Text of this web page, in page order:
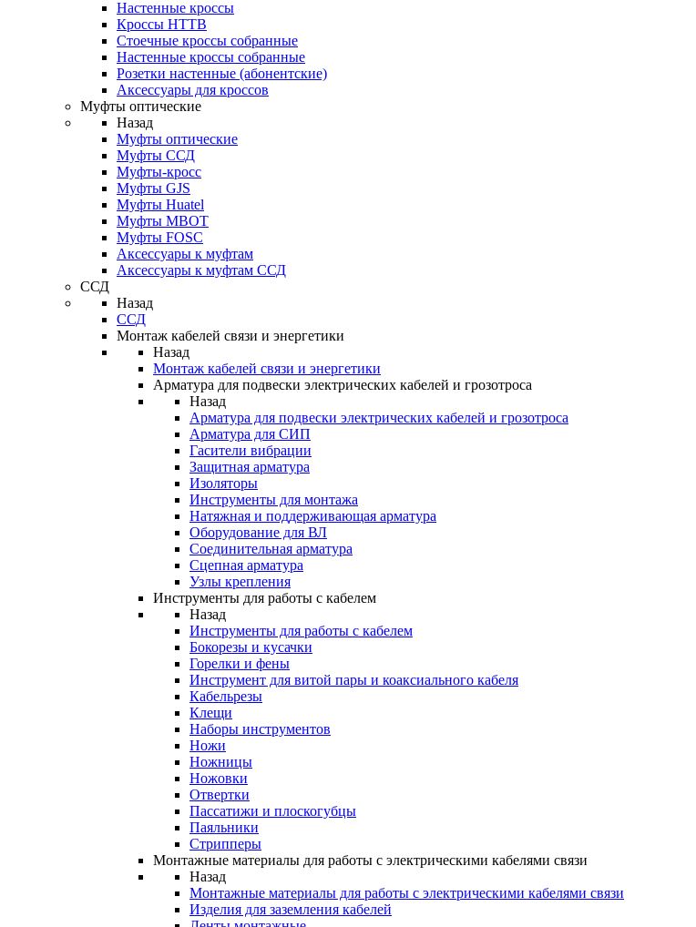
Настенные кроссы
Кроссы HTTB
Стоечные кроссы собранные
Настенные кроссы собранные
Розетки настенные (абонентские)
Аксессуары для кроссов
Муфты оптические
Назад
Муфты оптические
Муфты ССД
Муфты-кросс
Муфты GJS
Муфты Huatel
Муфты МВОТ
Муфты FOSC
Аксессуары к муфтам
Аксессуары к муфтам ССД
ССД
Назад
ССД
Монтаж кабелей связи и энергетики
Назад
Монтаж кабелей связи и энергетики
Арматура для подвески электрических кабелей и грозотроса
Назад
Арматура для подвески электрических кабелей и грозотроса
Арматура для СИП
Гасители вибрации
Защитная арматура
Изоляторы
Инструменты для монтажа
Натяжная и поддерживающая арматура
Оборудование для ВЛ
Соединительная арматура
Сцепная арматура
Узлы крепления
Инструменты для работы с кабелем
Назад
Инструменты для работы с кабелем
Бокорезы и кусачки
Горелки и фены
Инструмент для витой пары и коаксиального кабеля
Кабельрезы
Клещи
Наборы инструментов
Ножи
Ножницы
Ножовки
Отвертки
Пассатижи и плоскогубцы
Паяльники
Стрипперы
Монтажные материалы для работы с электрическими кабелями связи
Назад
Монтажные материалы для работы с электрическими кабелями связи
Изделия для заземления кабелей